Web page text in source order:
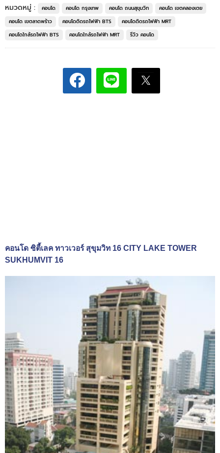
หมวดหมู่ :
คอนโด คอนโด กรุงเทพ คอนโด ถนนสุขุมวิท
คอนโด เขตคลองเตย
คอนโด เขตลาดพร้าว
คอนโดติดรถไฟฟ้า BTS
คอนโดติดรถไฟฟ้า MRT
คอนโดใกล้รถไฟฟ้า BTS
คอนโดใกล้รถไฟฟ้า MRT รีวิว คอนโด
คอนโด ซิตี้เลค ทาวเวอร์ สุขุมวิท 16 CITY LAKE TOWER
SUKHUMVIT 16